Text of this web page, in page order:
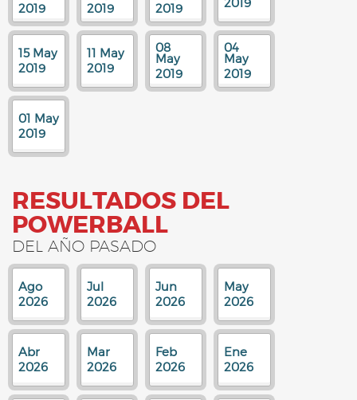
2019
2019
2019
2019
15 May
2019
11 May
2019
08
May
2019
04
May
2019
01 May
2019
RESULTADOS DEL
POWERBALL
DEL AÑO PASADO
Ago
2026
Jul
2026
Jun
2026
May
2026
Abr
2026
Mar
2026
Feb
2026
Ene
2026